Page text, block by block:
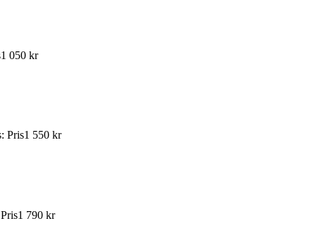
1 050 kr
: Pris1 550 kr
Pris1 790 kr